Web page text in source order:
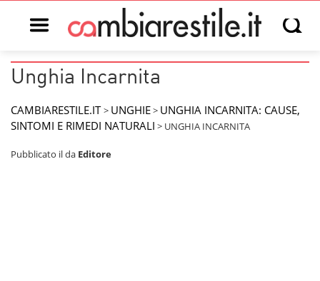
Open main menu Open
Unghia Incarnita
CAMBIARESTILE.IT > UNGHIE> UNGHIA INCARNITA: CAUSE,
SINTOMI E RIMEDI NATURALI > UNGHIA INCARNITA
Pubblicato ilda Editore